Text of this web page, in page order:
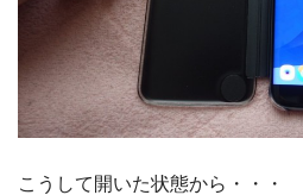
こうして開いた状態から・・・